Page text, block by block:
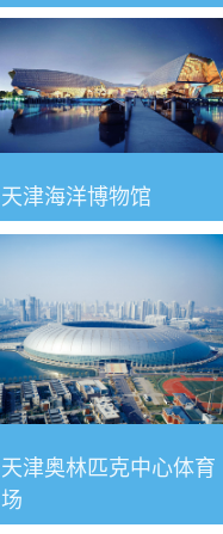
天津海洋博物馆
天津奥林匹克中心体育
场